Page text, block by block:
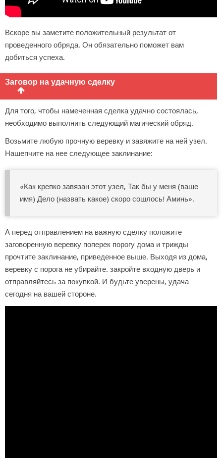
Вскоре вы заметите положительный результат от
проведенного обряда. Он обязательно поможет вам
добиться успеха.
Заговор на удачную сделку
Для того, чтобы намеченная сделка удачно состоялась,
необходимо выполнить следующий магический обряд.
Возьмите любую прочную веревку и завяжите на ней узел.
Нашепчите на нее следующее заклинание:
«Как крепко завязан этот узел, Так бы у меня (ваше
имя) Дело (назвать какое) скоро сошлось! Аминь».
А перед отправлением на важную сделку положите
заговоренную веревку поперек порогу дома и трижды
прочтите заклинание, приведенное выше. Выходя из дома,
веревку с порога не убирайте. закройте входную дверь и
отправляйтесь за покупкой. И будьте уверены, удача
сегодня на вашей стороне.